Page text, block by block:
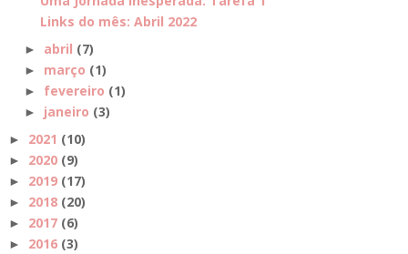
Links do mês: Abril 2022
► abril (7)
► março (1)
► fevereiro (1)
► janeiro (3)
► 2021 (10)
► 2020 (9)
► 2019 (17)
► 2018 (20)
► 2017 (6)
► 2016 (3)